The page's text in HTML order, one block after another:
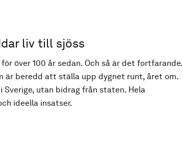
liv till sjöss
över 100 år sedan. Och så är det fortfarande.
är beredd att ställa upp dygnet runt, året om.
utan bidrag från staten. Hela
ideella insatser.